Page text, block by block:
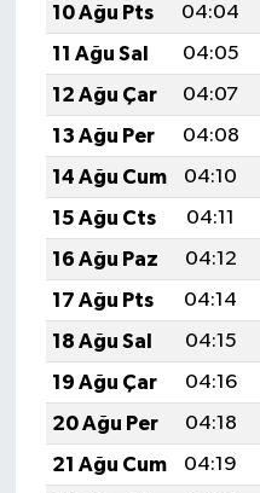
10 Ağu Pts
04:04
11 Ağu Sal
04:05
12 Ağu Çar
04:07
13 Ağu Per
04:08
14 Ağu Cum
04:10
15 Ağu Cts
04:11
16 Ağu Paz
04:12
17 Ağu Pts
04:14
18 Ağu Sal
04:15
19 Ağu Çar
04:16
20 Ağu Per
04:18
21 Ağu Cum
04:19